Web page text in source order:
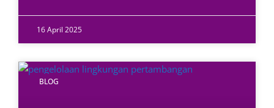
16 April 2025
BLOG